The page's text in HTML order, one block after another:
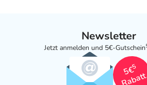
Newsletter
Jetzt anmelden und 5€-Gutschein
5€
5
Rabatt